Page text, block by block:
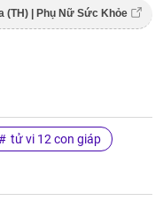
(TH) | Phụ Nữ Sức Khỏe
tử vi 12 con giáp